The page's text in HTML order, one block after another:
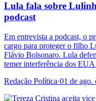
Lula fala sobre
podcast
Em entrevista a podcast, o
cargo para proteger o filho
Flávio Bolsonaro. Lula
temer interferência dos EUA
Redação Política·01 de ago.